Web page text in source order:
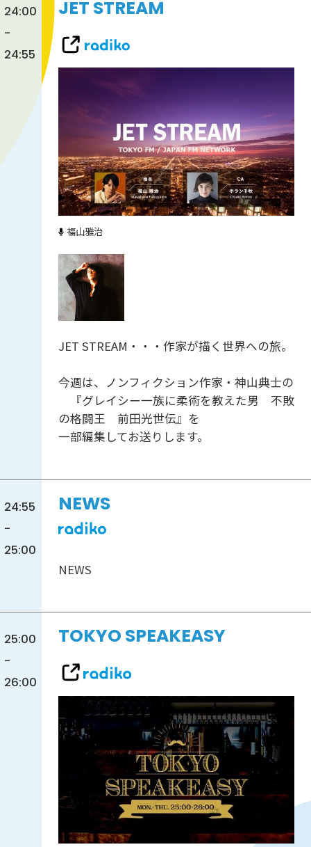
24:00
-
24:55
JET STREAM
福山雅治
JET STREAM・・・作家が描く世界への旅。
今週は、ノンフィクション作家・神山典士の
『グレイシー一族に柔術を教えた男 不敗
の格闘王 前田光世伝』を
一部編集してお送りします。
24:55
-
25:00
NEWS
NEWS
25:00
-
26:00
TOKYO SPEAKEASY